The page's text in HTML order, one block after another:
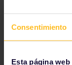
Consentimiento
Esta página